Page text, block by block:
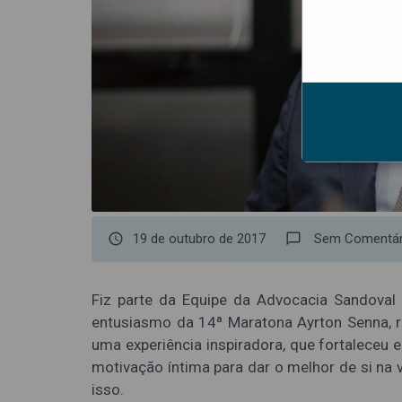
access_time 19 de outubro de 2017 chat_bubble_outline Sem
Fiz parte da Equipe da Advocacia
entusiasmo da 14ª Maratona Ayrton Senna,
uma experiência inspiradora, que fortaleceu
motivação íntima para dar o melhor de si na
isso.